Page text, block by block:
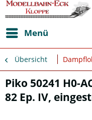
Menü
Übersicht
Piko 50241 H0-
82 Ep. IV,